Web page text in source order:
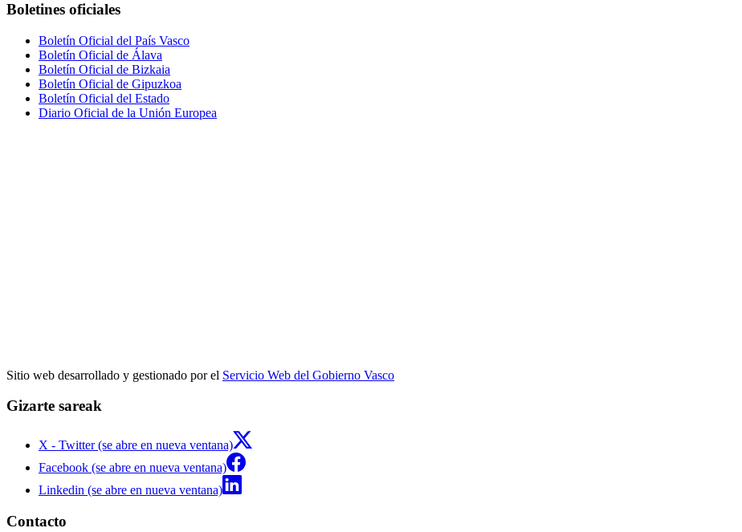
Boletines oficiales
Boletín Oficial del País Vasco
Boletín Oficial de Álava
Boletín Oficial de Bizkaia
Boletín Oficial de Gipuzkoa
Boletín Oficial del Estado
Diario Oficial de la Unión Europea
Sitio web desarrollado y gestionado por el Servicio Web del Gobierno Vasco
Gizarte sareak
X - Twitter (se abre en nueva ventana)
Facebook (se abre en nueva ventana)
Linkedin (se abre en nueva ventana)
Contacto